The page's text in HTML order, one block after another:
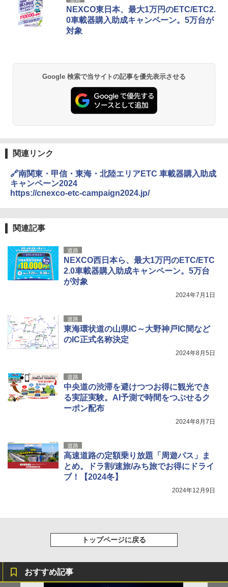
力的な町 2026～2027 地球の歩き方D アジア
￥2,079
￥2,479
地球の歩き方 スター・ウォーズ
A26 地球の歩き方 チェコ ポーランド スロヴ
ァキア 2026～2027 地球の歩き方A ヨーロッ
新しい日本地理 地図・統計・移動から読み
解く (講談社現代新書)
￥1,540
プテント 傘みたいに広げて畳める パッとサ
ッとサンシェード キューブ フルクローズ メ
ッシュ 簡単設置 ワンタッチテント キャンプ
&ハイキング カーキ PATC-150(KH)
PYKES PEAK (パイクスピーク) 着替えテン
ト プライバシー テント 【中が透けない】 1
人用 折りたたみ 防災グッズ 災害用トイレ ビ
ーチ ピクニック ポップアップテント 携帯 簡
易 トイレテント (ブラック)
テント ワンタッチ RENEW 幅200 2-3人用 43
500002(88859)
￥5,999
簡単設置 ポップアップテント エクルベージ
ュ(BC仕様) PATC-150B(EB)
￥9,990
広げるだけ パッとサッとテント キューブワ
イド ブラックコーティング フルクローズ メ
ッシュ 4人用 簡単設置 ポップアップテント P
ATCW-150B エクルベージュ
ラソル ガーデン サイトシート付 折りたたみ
防水 UVカット 4段階高さ調整 軽量 収納袋付
き
-08EX カーキ ソロキャンプ ポリエステル フ
レーム テント
￥14,800
￥2,980
ティー男女兼用ユニセックス 夏用 日除けUV
ケア FREE
￥4,400
【日本企業販売】超強力クマ対策スプレー 30
0ml（連続噴射30秒）110ml（連続噴射15
秒）射程5～10m 安全ロック搭載 携帯収納袋
付き ヒグマ・イノシシ対策 自治体・教育機
関の購入実績 登山・キャンプ・アウトドア・
￥3,680
NEXCO東日本、最大1万円のETC/ETC2.
0車載器購入助成キャンペーン。5万台が
対象
Google 検索で当サイトの記事を優先表示させる
関連リンク
🔗南関東・甲信・東海・北陸エリアETC 車載器購入助成
キャンペーン2024
https://cnexco-etc-campaign2024.jp/
関連記事
道路
NEXCO西日本ら、最大1万円のETC/ETC
2.0車載器購入助成キャンペーン。5万台
が対象
2024年7月1日
道路
東海環状道の山県IC～大野神戸IC間など
のIC正式名称決定
2024年8月5日
道路
中央道の渋滞を避けつつお得に観光でき
る実証実験。AI予測で時間をつぶせるク
ーポン配布
2024年8月7日
道路
高速道路の定額乗り放題「周遊パス」ま
とめ。ドラ割/速旅/みち旅でお得にドライ
ブ！【2024冬】
2024年12月9日
トップページに戻る
おすすめ記事